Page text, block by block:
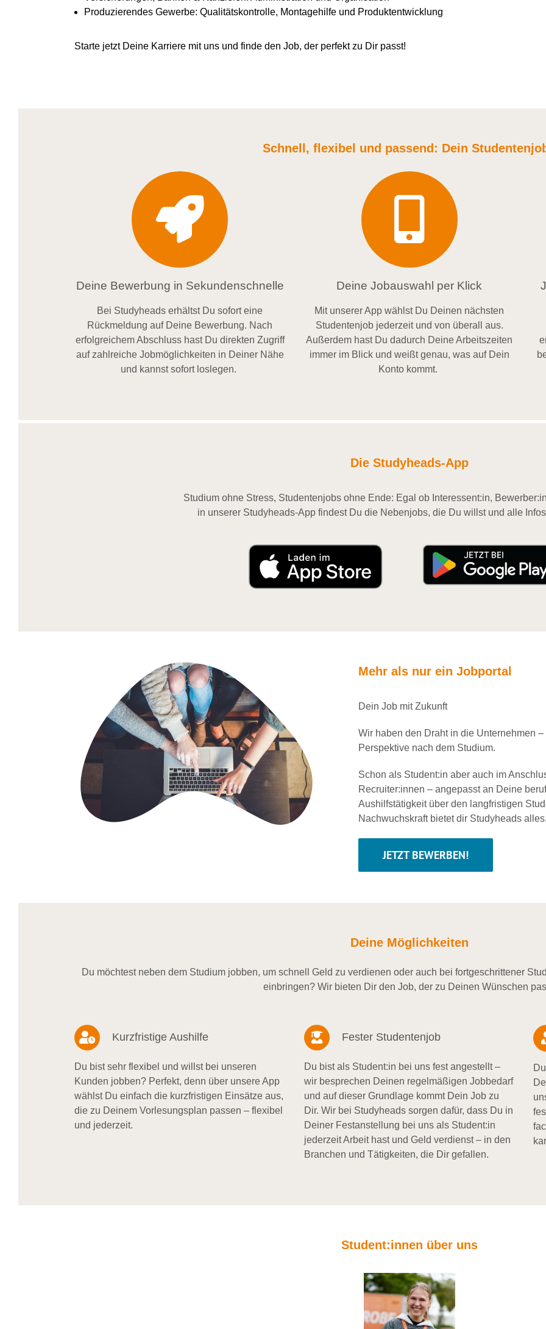
Produzierendes Gewerbe: Qualitätskontrolle, Montagehilfe und Produktentwicklung
Starte jetzt Deine Karrieremit uns und finde den Job, der perfekt zu Dir passt!
Schnell, flexibel und passend: Dein Student
Deine Bewerbung in Sekundenschnelle
Bei Studyheads erhältst Du sofort eine
Rückmeldung auf Deine Bewerbung. Nach
erfolgreichem Abschluss hast Du direkten Zugriff
auf zahlreiche Jobmöglichkeiten in Deiner Nähe
und kannst sofort loslegen.
Deine Jobauswahl per Klick
Mit unserer App wählst Du Deinen nächsten
Studentenjob jederzeit und von überall aus.
Außerdem hast Du dadurch Deine Arbeitszeiten
immer imBlick und weißtgenau, was auf Dein
Konto kommt.
Die Studyheads-App
Studium ohne Stress, Studentenjobs ohne Ende: Egal ob Interessent:in,
in unserer Studyheads-App findest Du die Nebenjobs, die Du willst und alle
Mehr als nur ein Jobportal
Dein Job mit Zukunft
Wir haben den Draht in die Unternehmen
Perspektive nach dem Studium.
Schon als Student:in aber auch im
Recruiter:innen – angepasst an Deine
Aushilfstätigkeit über den langfristigen
Nachwuchskraft bietet dir Studyheads
JETZT BEWERBEN!
Deine Möglichkeiten
Du möchtest neben dem Studium jobben, um schnell Geld zu verdienen oder auch bei fortgeschrittener
einbringen? Wir bieten Dir den Job, der zu Deinen Wünschen
Kurzfristige Aushilfe
Du bist sehr flexibel und willst bei unseren
Kunden jobben? Perfekt, denn über unsere App
wählst Du einfach die kurzfristigen Einsätze aus,
die zu Deinem Vorlesungsplan passen – flexibel
und jederzeit.
Fester Studentenjob
Du bist als Student:in bei uns fest angestellt –
wir besprechen Deinen regelmäßigen Jobbedarf
und auf dieser Grundlage kommt Dein Job zu
Dir. Wir bei Studyheads sorgen dafür, dass Du in
Deiner Festanstellung bei uns als Student:in
jederzeit Arbeit hast und Geld verdienst – in den
Branchen und Tätigkeiten, die Dir gefallen.
Student:innen über uns